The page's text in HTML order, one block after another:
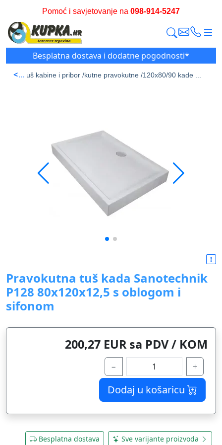
Pomoć i savjetovanje na 098-914-5247
Besplatna dostava i dodatne pogodnosti*
<
stran /Tuš kabine i pribor /kutne pravokutne /120x80/90 kade ...
Pravokutna tuš kada Sanotechnik
P128 80x120x12,5 s oblogom i
sifonom
200,27 EUR sa PDV / KOM
− +
Dodaj u košaricu
Besplatna dostava Sve varijante proizvoda